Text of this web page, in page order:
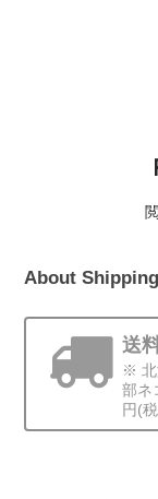
About Shipping
送
※ 北
部ネ
円(